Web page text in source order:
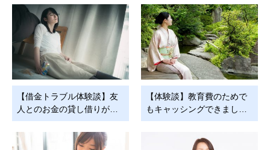
【借金トラブル体験談】友
人とのお金の貸し借りが…
【体験談】教育費のためで
もキャッシングできまし…